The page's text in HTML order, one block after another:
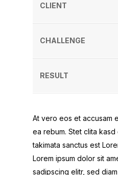
CLIENT
CHALLENGE
RESULT
At vero eos et accusam
ea rebum. Stet clita
takimata sanctus est
Lorem ipsum dolor sit
sadipscing elitr, sed